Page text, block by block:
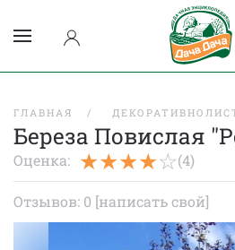
ГЛАВНАЯ
Береза Повислая
Оценка: (4)
Отзывов: 0 [написать свой]